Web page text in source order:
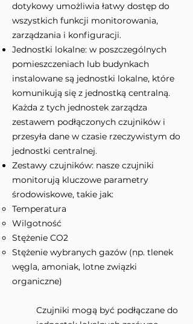
dotykowy umożliwia łatwy dostęp do
wszystkich funkcji monitorowania,
zarządzania i konfiguracji.
Jednostki lokalne: w poszczególnych
pomieszczeniach lub budynkach
instalowane są jednostki lokalne, które
komunikują się z jednostką centralną.
Każda z tych jednostek zarządza
zestawem podłączonych czujników i
przesyła dane w czasie rzeczywistym do
jednostki centralnej.
Zestawy czujników: nasze czujniki
monitorują kluczowe parametry
środowiskowe, takie jak:
Temperatura
Wilgotność
Stężenie CO2
Stężenie wybranych gazów (np. tlenek
węgla, amoniak, lotne związki
organiczne)
Czujniki mogą być podłączane do